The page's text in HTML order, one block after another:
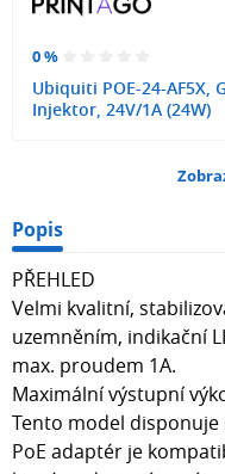
0 %
Ubiquiti POE-24-AF5X,
Injektor, 24V/1A (24W)
Popis
PŘEHLED
Velmi kvalitní,
uzemněním, indikační
max. proudem 1A.
Maximální výstupní
Tento model disponuje
PoE adaptér je